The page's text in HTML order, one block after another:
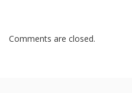
Comments are closed.